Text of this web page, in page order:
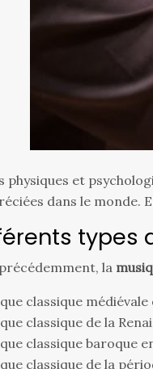
physiques et
dans le monde.
types
la
classique médiévale
classique de la
classique baroque
classique de la